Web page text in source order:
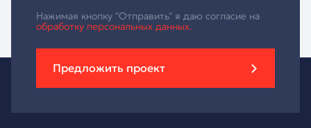
Нажимая кнопку "Отправить" я даю согласие на
обработку персональных данных.
Предложить проект